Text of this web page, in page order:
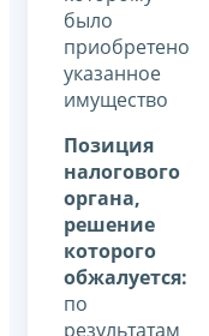
было
приобретено
указанное
имущество
Позиция
налогового
органа,
решение
которого
обжалуется:
по
результатам